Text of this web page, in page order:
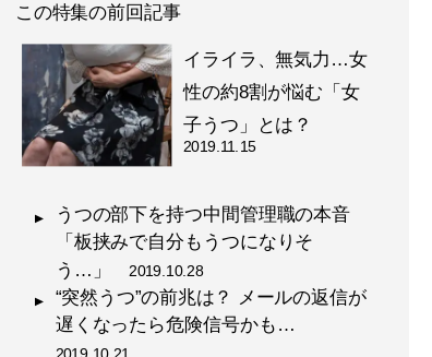
この特集の前回記事
イライラ、無気力…女
性の約8割が悩む「女
子うつ」とは？
2019.11.15
うつの部下を持つ中間管理職の本音
「板挟みで自分もうつになりそ
う…」
2019.10.28
“突然うつ”の前兆は？ メールの返信が
遅くなったら危険信号かも…
2019.10.21